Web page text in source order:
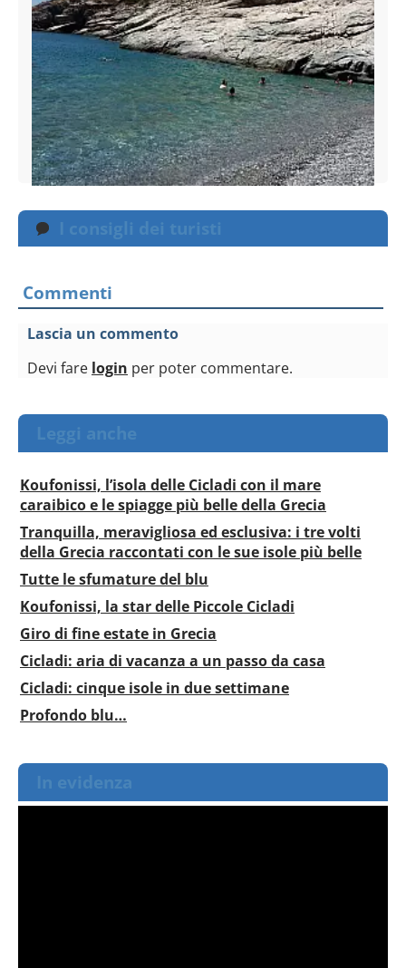
I consigli dei turisti
Commenti
Lascia un commento
Devi fare login per poter commentare.
Leggi anche
Koufonissi, l’isola delle Cicladi con il mare
caraibico e le spiagge più belle della Grecia
Tranquilla, meravigliosa ed esclusiva: i tre volti
della Grecia raccontati con le sue isole più belle
Tutte le sfumature del blu
Koufonissi, la star delle Piccole Cicladi
Giro di fine estate in Grecia
Cicladi: aria di vacanza a un passo da casa
Cicladi: cinque isole in due settimane
Profondo blu…
In evidenza